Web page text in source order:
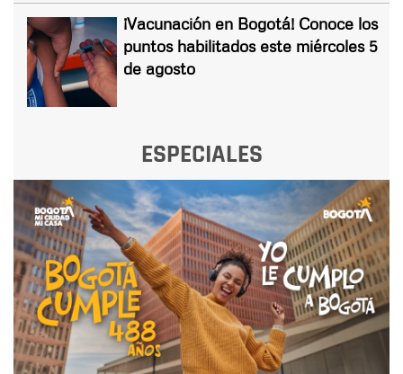
¡Vacunación en Bogotá! Conoce los
puntos habilitados este miércoles 5
de agosto
ESPECIALES